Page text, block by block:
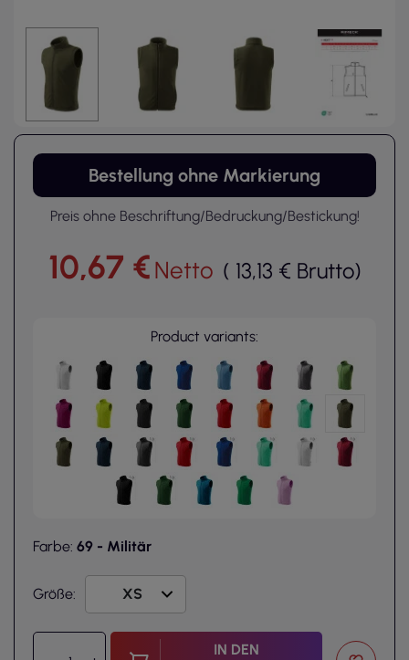
Bestellung ohne Markierung
Preis ohne Beschriftung/Bedruckung/Bestickung!
10,67 €Netto ( 13,13 € Brutto)
Product variants:
Farbe: 69 - Militär
Größe:
IN DEN